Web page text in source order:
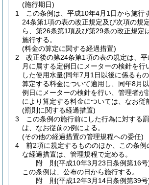
(施行期日)
1
この条例は、平成10年4月1日から施行
24条第1項の表の改正規定及び次項の規
ら、第26条第1項及び第29条の改正規定
施行する。
(料金の算定に関する経過措置)
2
改正後の第24条第1項の表の規定は、
月に属する定例日にメーターの検針を行
した使用水量(同年7月1日以後に係るも
算定する料金について適用し、同年8月
例日にメーターの検針を行い、管理者が
により算定する料金については、なお従
(罰則に関する経過措置)
3
この条例の施行前にした行為に対する
は、なお従前の例による。
(その他の経過措置の管理規程への委任)
4
前2項に規定するもののほか、この条例
な経過措置は、管理規程で定める。
附 則(平成10年3月23日条例第16号
この条例は、公布の日から施行する。
附 則(平成12年3月14日条例第39号